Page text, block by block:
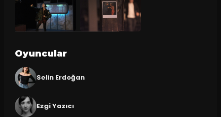
Oyuncular
Selin Erdoğan
Ezgi Yazıcı